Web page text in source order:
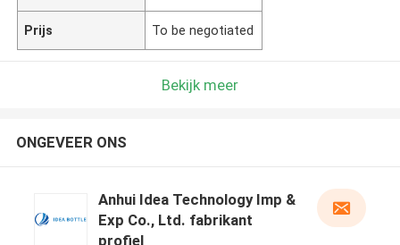
Prijs To be negotiated
Bekijk meer
ONGEVEER ONS
Anhui Idea Technology Imp &
Exp Co., Ltd. fabrikant
profiel